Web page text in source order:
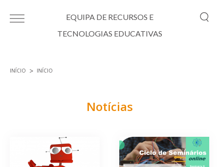
EQUIPA DE RECURSOS E
TECNOLOGIAS EDUCATIVAS
INÍCIO INÍCIO
Notícias
Páginas